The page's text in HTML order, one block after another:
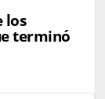
los
terminó